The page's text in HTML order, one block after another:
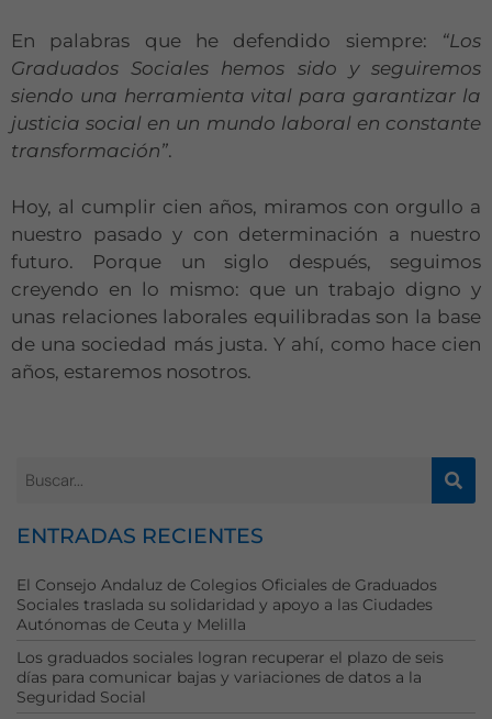
En palabras que he defendido siempre: “Los
Graduados Sociales hemos sido y seguiremos
siendo una herramienta vital para garantizar la
justicia social en un mundo laboral en constante
transformación”.
Hoy, al cumplir cien años, miramos con orgullo a
nuestro pasado y con determinación a nuestro
futuro. Porque un siglo después, seguimos
creyendo en lo mismo: que un trabajo digno y
unas relaciones laborales equilibradas son la base
de una sociedad más justa. Y ahí, como hace cien
años, estaremos nosotros.
ENTRADAS RECIENTES
El Consejo Andaluz de Colegios Oficiales de Graduados
Sociales traslada su solidaridad y apoyo a las Ciudades
Autónomas de Ceuta y Melilla
Los graduados sociales logran recuperar el plazo de seis
días para comunicar bajas y variaciones de datos a la
Seguridad Social
Son
necesarias
para que
funcione la
web.
Para que
podamos
mejorar la
funcionalidad
de la web, en
base a cómo
visita. Si
rechaza estas
funcionalidades
desaparecerán